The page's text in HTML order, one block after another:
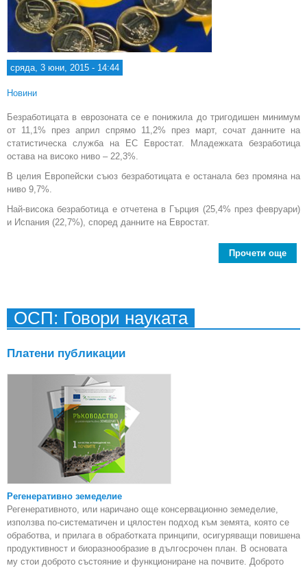
сряда, 3 юни, 2015 - 14:44
Новини
Безработицата в еврозоната се е понижила до тригодишен минимум
от 11,1% през април спрямо 11,2% през март, сочат данните на
статистическа служба на ЕС Евростат. Младежката безработица
остава на високо ниво – 22,3%.
В целия Европейски съюз безработицата е останала без промяна на
ниво 9,7%.
Най-висока безработица е отчетена в Гърция (25,4% през февруари)
и Испания (22,7%), според данните на Евростат.
Прочети още
ОСП: Говори науката
Платени публикации
Регенеративно земеделие
Регенеративното, или наричано още консервационно земеделие,
използва по-систематичен и цялостен подход към земята, която се
обработва, и прилага в обработката принципи, осигуряващи повишена
продуктивност и биоразнообразие в дългосрочен план. В основата
му стои доброто състояние и функциониране на почвите. Доброто